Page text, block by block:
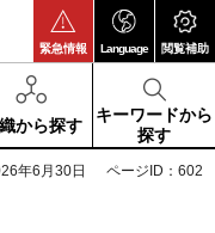
緊急情報 Language 閲覧補助
から探す
キーワードから
探す
年6月30日 ページID：602